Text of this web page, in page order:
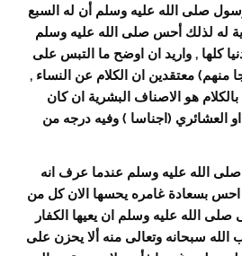
صلى الله عليه وسلم أن له السبع
له لذلك أحس صلى الله عليه وسلم
كلها , واريد ان اوضح ما التبس على
منهم) معتقدين ان الكلام عن النساء ,
هو الاصناف البشرية ان كان
او العشائري (اجناسا ) وفيه درجه من
الله عليه وسلم عندما عرف انه
احس بسعادة غامره يحسها الان كل من
الله عليه وسلم ان يعيها الكفار
سبحانه وتعالى منه ألا يحزن على